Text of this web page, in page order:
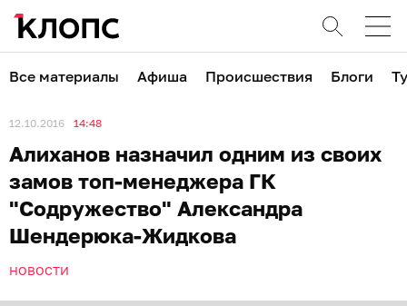
Все материалы Афиша Происшествия Блоги
12.10.2016 14:48
Алиханов назначил одним из своих
замов топ-менеджера ГК
"Содружество" Александра
Шендерюка-Жидкова
НОВОСТИ